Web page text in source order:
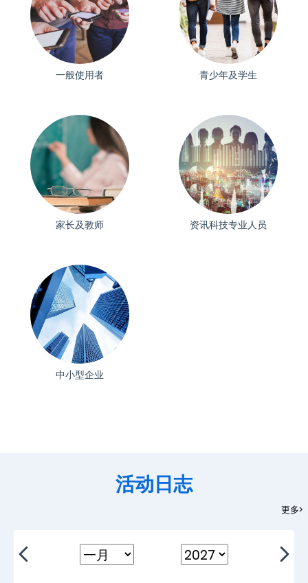
一般使用者 青少年及学生
家长及教师 资讯科技专业人员
中小型企业
活动日志
更多>